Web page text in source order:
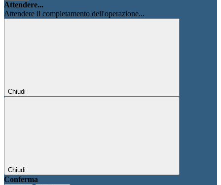
Attendere...
Attendere il completamento dell'operazione...
Chiudi
Chiudi
Conferma